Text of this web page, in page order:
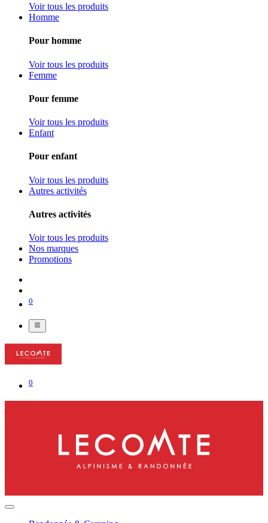
Voir tous les produits
Homme
Pour homme
Voir tous les produits
Femme
Pour femme
Voir tous les produits
Enfant
Pour enfant
Voir tous les produits
Autres activités
Autres activités
Voir tous les produits
Nos marques
Promotions
0
0